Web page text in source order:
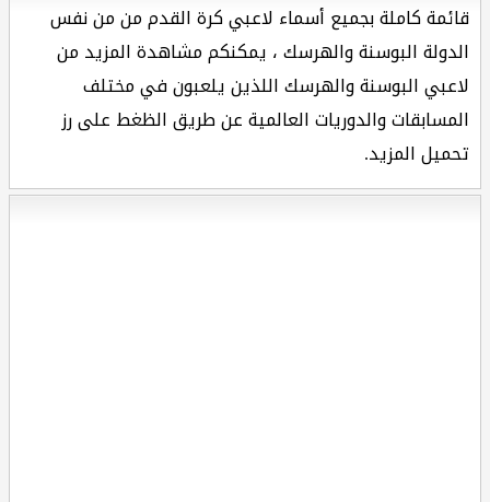
قائمة كاملة بجميع أسماء لاعبي كرة القدم من من نفس
الدولة البوسنة والهرسك ، يمكنكم مشاهدة المزيد من
لاعبي البوسنة والهرسك اللذين يلعبون في مختلف
المسابقات والدوريات العالمية عن طريق الظغط على رز
تحميل المزيد.